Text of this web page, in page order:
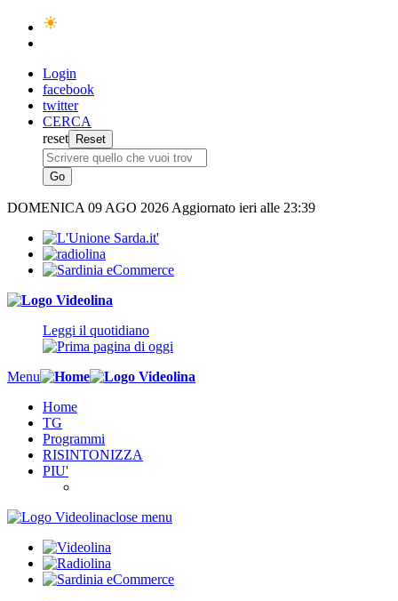
Login
facebook
twitter
CERCA
reset
DOMENICA 09 AGO 2026 Aggiornato ieri alle 23:39
Leggi il quotidiano
Menu
Home
TG
Programmi
RISINTONIZZA
PIU'
close menu